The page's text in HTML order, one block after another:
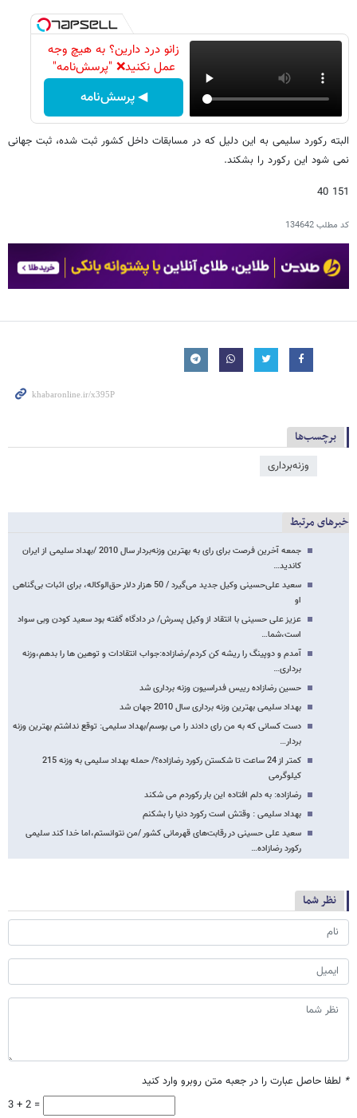
زانو درد دارین؟ به هیچ وجه
عمل نکنید❌ "پرسش‌نامه"
◀ پرسش‌نامه
البته رکورد سلیمی به این دلیل که در مسابقات داخل کشور ثبت شده، ثبت جهانی
نمی شود این رکورد را بشکند.
151 40
کد مطلب134642
برچسب‌ها
وزنه‌برداری
خبرهای مرتبط
جمعه آخرین فرصت برای رای به بهترین وزنه‌بردار سال 2010 /بهداد سلیمی از ایران
کاندید…
سعید علی‌حسینی وکیل جدید می‌گیرد / 50 هزار دلار حق‌الوکاله، برای اثبات بی‌گناهی
او
عزیز علی حسینی با انتقاد از وکیل پسرش/ در دادگاه گفته بود سعید کودن وبی سواد
است،شما…
آمدم و دوپینگ را ریشه کن کردم/رضازاده:جواب انتقادات و توهین ها را بدهم،وزنه
برداری…
حسین رضازاده رییس فدراسیون وزنه برداری شد
بهداد سلیمی بهترین وزنه برداری سال 2010 جهان شد
دست کسانی که به من رای دادند را می بوسم/بهداد سلیمی: توقع نداشتم بهترین وزنه
بردار…
کمتر از 24 ساعت تا شکستن رکورد رضازاده؟/ حمله بهداد سلیمی به وزنه 215
کیلوگرمی
رضازاده: به دلم افتاده این بار رکوردم می شکند
بهداد سلیمی : وقتش است رکورد دنیا را بشکنم
سعید علی حسینی در رقابت‌های قهرمانی کشور /من نتوانستم،اما خدا کند سلیمی
رکورد رضازاده…
نظر شما
* لطفا حاصل عبارت را در جعبه متن روبرو وارد کنید
3 + 2 =